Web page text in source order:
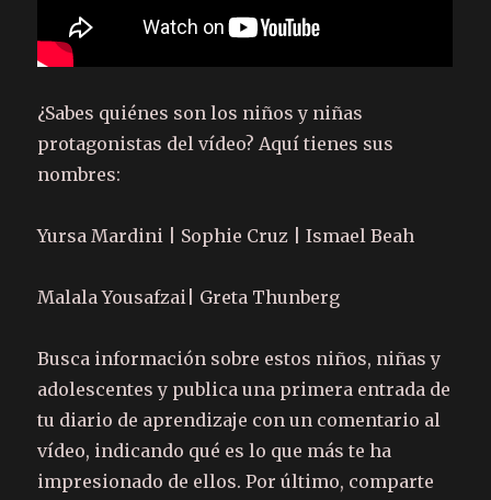
¿Sabes quiénes son los niños y niñas
protagonistas del vídeo? Aquí tienes sus
nombres:
Yursa Mardini | Sophie Cruz | Ismael Beah
Malala Yousafzai| Greta Thunberg
Busca información sobre estos niños, niñas y
adolescentes y publica una primera entrada de
tu diario de aprendizaje con un comentario al
vídeo, indicando qué es lo que más te ha
impresionado de ellos. Por último, comparte